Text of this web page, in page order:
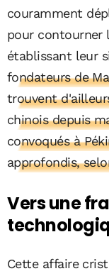
couramment
pour contourner
établissant leur
fondateurs de
trouvent
chinois depuis
convoqués à
approfondis,
Vers une
Cette affaire